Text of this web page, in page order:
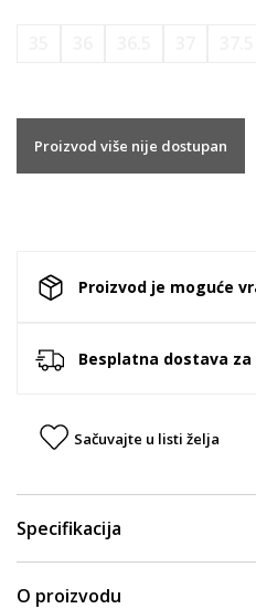
Proizvod više nije dostupan
Proizvod je moguće
Besplatna dostava za
Sačuvajte u listi želja
Specifikacija
O proizvodu